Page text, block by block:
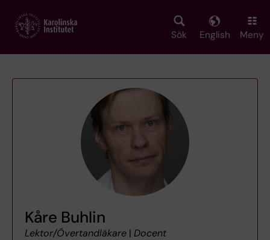
main
Sök English Meny
Kåre Buhlin
Lektor/Övertandläkare | Docent